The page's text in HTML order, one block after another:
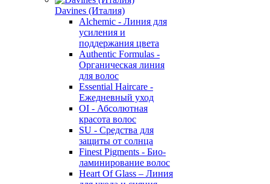
Davines (Италия)
Alchemic - Линия для
усиления и
поддержания цвета
Authentic Formulas -
Органическая линия
для волос
Essential Haircare -
Eжедневный уход
OI - Абсолютная
красота волос
SU - Средства для
защиты от солнца
Finest Pigments - Био-
ламинирование волос
Heart Of Glass – Линия